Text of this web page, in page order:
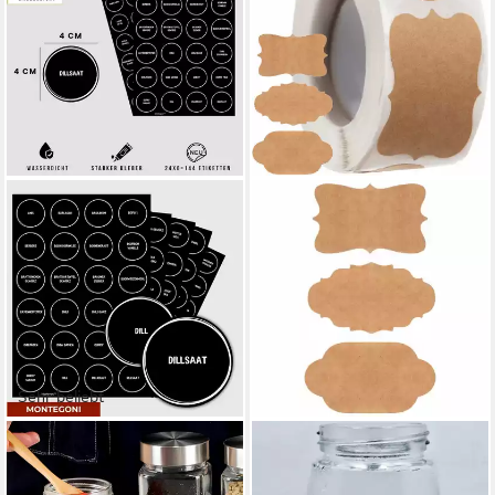
Sehr beliebt
MONTEGONI
Etiketten 144 Stk. Rund oder
195 Rechteckige
Etiketten KlebFix 300 -